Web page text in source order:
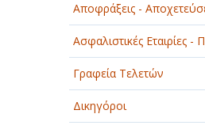
ΔΙΑΦΗΜΙΣΗ - ΜΜΕ
ΕΚΚΛΗΣΙΕΣ -
ΣΩΜΑΤΕΙΑ
ΕΚΠΑΙΔΕΥΣΗ - ΣΧΟΛΕΣ
Αποφράξεις -
Ασφαλιστικές Εταιρίες -
Γραφεία Τελετών
Δικηγόροι